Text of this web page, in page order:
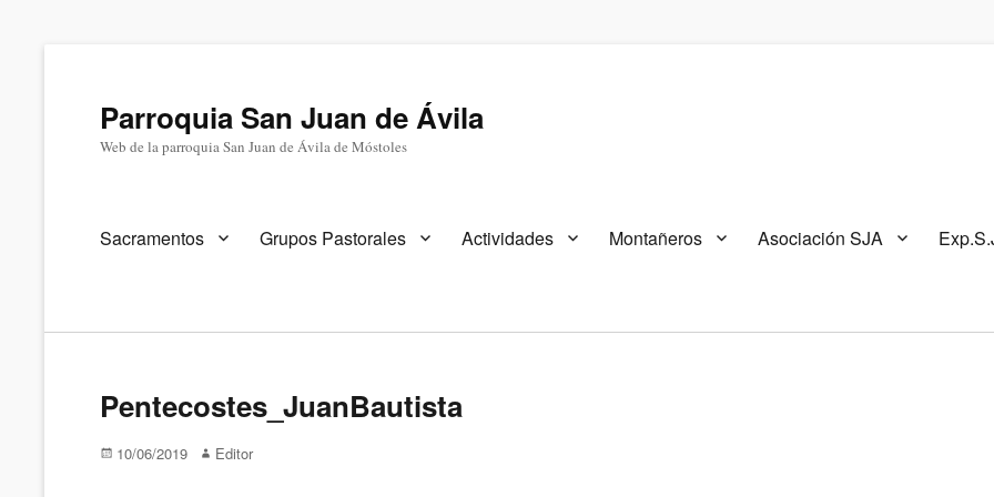
Parroquia San Juan de Ávila
Web de la parroquia San Juan de Ávila de Móstoles
Menú
Sacramentos Grupos Pastorales Actividades Montañeros Asociación SJA
Pentecostes_JuanBautista
Publicado
10/06/2019 AutorEditor